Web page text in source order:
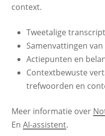
context.
Tweetalige
Samenvattingen
Actiepunten en
Contextbewuste
trefwoorden en
Meer informatie over
En AI-assistent.